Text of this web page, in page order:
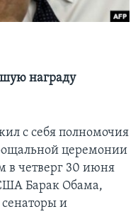
награду
с себя полномочия
церемонии
в четверг 30 июня
Барак Обама,
и